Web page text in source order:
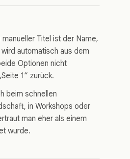
Titel ist der Name,
automatisch aus dem
Optionen nicht
1“ zurück.
beim schnellen
in Workshops oder
man eher als einem
wurde.